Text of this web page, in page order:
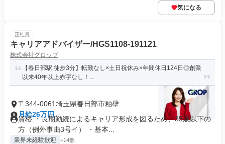
気になる
正社員
キャリアアドバイザー/HGS1108-191121
株式会社グロップ
【春日部駅 徒歩3分】転勤なし×土日祝休み×年間休日124日◎創業
以来40年以上赤字なし！...
〒344-0061埼玉県春日部市粕壁
月給26万円
資格 ・長期勤続によるキャリア形成を図るため、35歳以下の
方（例外事由3号イ） ・基本...
業界未経験歓迎 +14個